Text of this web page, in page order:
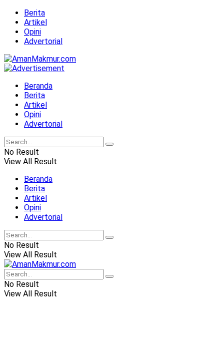
Berita
Artikel
Opini
Advertorial
Beranda
Berita
Artikel
Opini
Advertorial
No Result
View All Result
Beranda
Berita
Artikel
Opini
Advertorial
No Result
View All Result
No Result
View All Result